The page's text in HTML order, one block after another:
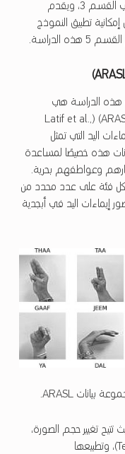
للنموذج القائم على التعلم العميق الموزع في القسم 3، ويقدم
أما القسم 4 فيناقش إمكانية تطبيق النموذج
الدراسة.
)
هذه الدراسة هي
مجموعة بيانات أبجدية لغة الإشارة العربية (ARASL) (Latif et al.,
صورة تصور إيماءات اليد التي تمثل
هذه خصيصًا لمساعدة
وعواطفهم بحرية.
كل فئة على عدد محدد من
من صور إيماءات اليد في أبجدية
تتيح تغيير حجم الصورة،
وتحويل البيانات إلى تينسر (Tensor Conversion)، وتطبيعها